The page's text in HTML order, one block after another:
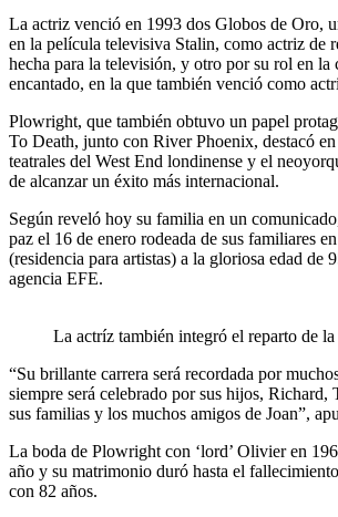
La actriz venció en 1993 dos Globos de Oro,
en la película televisiva Stalin, como actriz de
hecha para la televisión, y otro por su rol en la
encantado, en la que también venció como
Plowright, que también obtuvo un papel
To Death, junto con River Phoenix, destacó en
teatrales del West End londinense y el
de alcanzar un éxito más internacional.
Según reveló hoy su familia en un
paz el 16 de enero rodeada de sus familiares
(residencia para artistas) a la gloriosa edad de
agencia EFE.
La actríz también integró el reparto de
“Su brillante carrera será recordada por
siempre será celebrado por sus hijos, Richard,
sus familias y los muchos amigos de Joan”,
La boda de Plowright con ‘lord’ Olivier en
año y su matrimonio duró hasta el
con 82 años.